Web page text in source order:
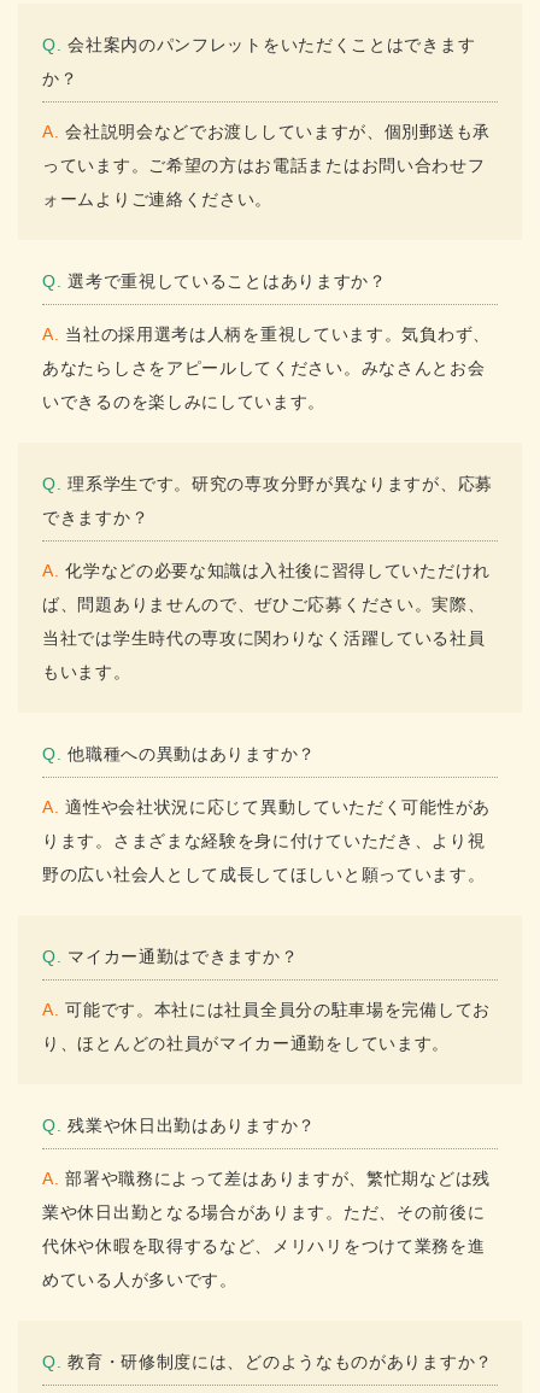
Q. 会社案内のパンフレットをいただくことはできます
か？
A. 会社説明会などでお渡ししていますが、個別郵送も承
っています。ご希望の方はお電話またはお問い合わせフ
ォームよりご連絡ください。
Q. 選考で重視していることはありますか？
A. 当社の採用選考は人柄を重視しています。気負わず、
あなたらしさをアピールしてください。みなさんとお会
いできるのを楽しみにしています。
Q. 理系学生です。研究の専攻分野が異なりますが、応募
できますか？
A. 化学などの必要な知識は入社後に習得していただけれ
ば、問題ありませんので、ぜひご応募ください。実際、
当社では学生時代の専攻に関わりなく活躍している社員
もいます。
Q. 他職種への異動はありますか？
A. 適性や会社状況に応じて異動していただく可能性があ
ります。さまざまな経験を身に付けていただき、より視
野の広い社会人として成長してほしいと願っています。
Q. マイカー通勤はできますか？
A. 可能です。本社には社員全員分の駐車場を完備してお
り、ほとんどの社員がマイカー通勤をしています。
Q. 残業や休日出勤はありますか？
A. 部署や職務によって差はありますが、繁忙期などは残
業や休日出勤となる場合があります。ただ、その前後に
代休や休暇を取得するなど、メリハリをつけて業務を進
めている人が多いです。
Q. 教育・研修制度には、どのようなものがありますか？